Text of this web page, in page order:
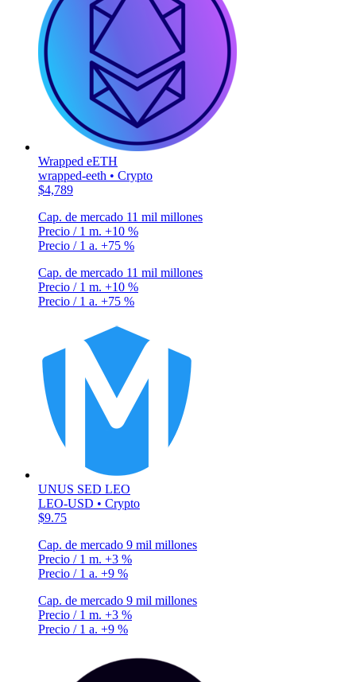
Wrapped eETH
wrapped-eeth • Crypto
$4,789
Cap. de mercado 11 mil millones
Precio / 1 m. +10 %
Precio / 1 a. +75 %
Cap. de mercado 11 mil millones
Precio / 1 m. +10 %
Precio / 1 a. +75 %
UNUS SED LEO
LEO-USD • Crypto
$9.75
Cap. de mercado 9 mil millones
Precio / 1 m. +3 %
Precio / 1 a. +9 %
Cap. de mercado 9 mil millones
Precio / 1 m. +3 %
Precio / 1 a. +9 %